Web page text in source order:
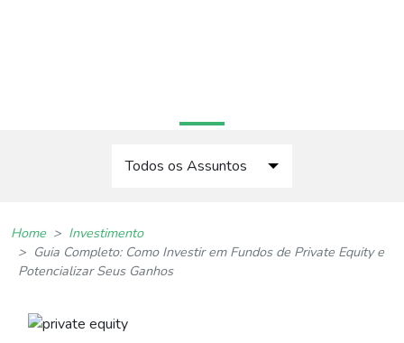
Todos os Assuntos
Gestão de Dívidas
Investimento
Home
Investimento
Guia Completo: Como Investir em Fundos de Private Equity e
Potencializar Seus Ganhos